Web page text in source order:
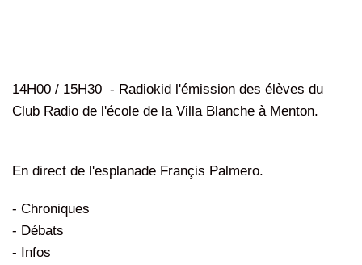
14H00 / 15H30 - Radiokid l'émission des élèves du
Club Radio de l'école de la Villa Blanche à Menton.
En direct de l'esplanade Françis Palmero.
- Chroniques
- Débats
- Infos